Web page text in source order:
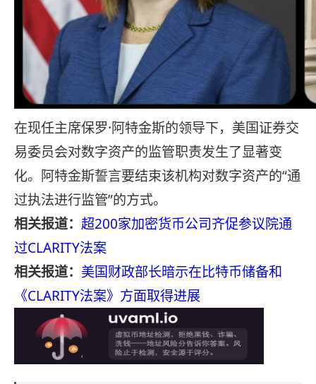
在现任主席保罗·阿特金斯的领导下，美国证券交
易委员会对数字资产的监管职责发生了显著变
化。阿特金斯誓言要结束该机构对数字资产的“通
过执法进行监管”的方式。
相关报道： 超200家加密货币公司齐促参议院通
过CLARITY法案
相关报道： 美国财政部长暗示在比特币储备和
《CLARITY法案》方面取得进展